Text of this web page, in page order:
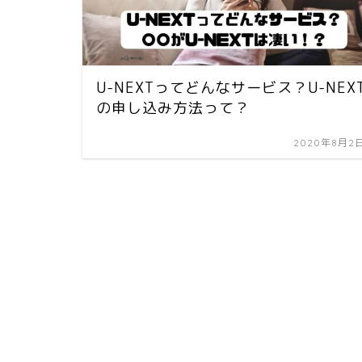
U-NEXTってどんなサービス？U-
の申し込み方法って？
2020年8月2